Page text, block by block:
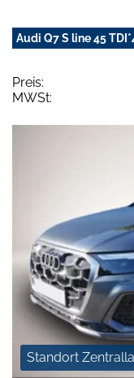
Audi Q7 S line 45
Preis:
MWSt:
Standort